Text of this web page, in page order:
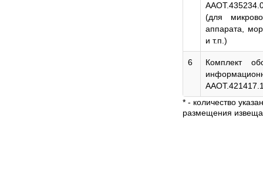
(для
аппарата,
и т.п.)
6
Комплект
* - количество
размещения